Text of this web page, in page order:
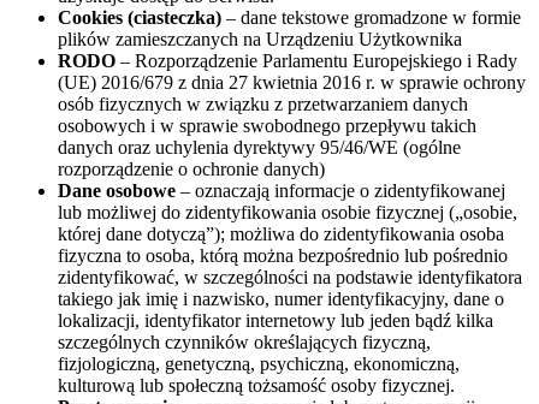
Cookies (ciasteczka) – dane tekstowe gromadzone w formie
plików zamieszczanych na Urządzeniu Użytkownika
RODO – Rozporządzenie Parlamentu Europejskiego i Rady
(UE) 2016/679 z dnia 27 kwietnia 2016 r. w sprawie ochrony
osób fizycznych w związku z przetwarzaniem danych
osobowych i w sprawie swobodnego przepływu takich
danych oraz uchylenia dyrektywy 95/46/WE (ogólne
rozporządzenie o ochronie danych)
Dane osobowe – oznaczają informacje o zidentyfikowanej
lub możliwej do zidentyfikowania osobie fizycznej („osobie,
której dane dotyczą”); możliwa do zidentyfikowania osoba
fizyczna to osoba, którą można bezpośrednio lub pośrednio
zidentyfikować, w szczególności na podstawie identyfikatora
takiego jak imię i nazwisko, numer identyfikacyjny, dane o
lokalizacji, identyfikator internetowy lub jeden bądź kilka
szczególnych czynników określających fizyczną,
fizjologiczną, genetyczną, psychiczną, ekonomiczną,
kulturową lub społeczną tożsamość osoby fizycznej.